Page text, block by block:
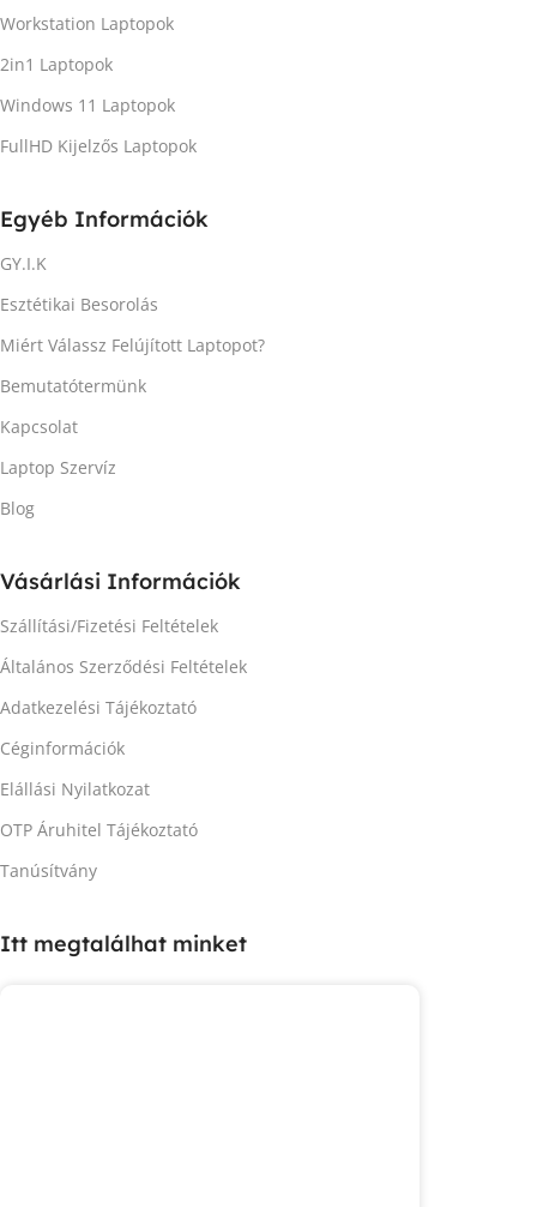
Workstation Laptopok
2in1 Laptopok
Windows 11 Laptopok
FullHD Kijelzős Laptopok
Egyéb Információk
GY.I.K
Esztétikai Besorolás
Miért Válassz Felújított Laptopot?
Bemutatótermünk
Kapcsolat
Laptop Szervíz
Blog
Vásárlási Információk
Szállítási/Fizetési Feltételek
Általános Szerződési Feltételek
Adatkezelési Tájékoztató
Céginformációk
Elállási Nyilatkozat
OTP Áruhitel Tájékoztató
Tanúsítvány
Itt megtalálhat minket